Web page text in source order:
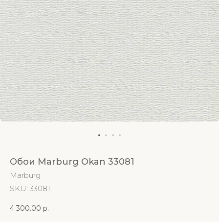
Обои Marburg Okan 33081
Marburg
SKU: 33081
4 300.00 р.